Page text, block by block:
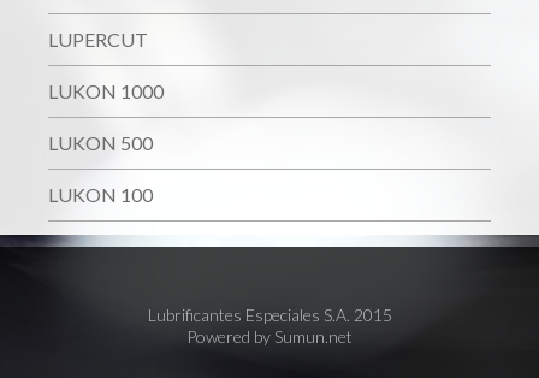
LUPERCUT
LUKON 1000
LUKON 500
LUKON 100
Lubrificantes Especiales S.A. 2015
Powered by Sumun.net